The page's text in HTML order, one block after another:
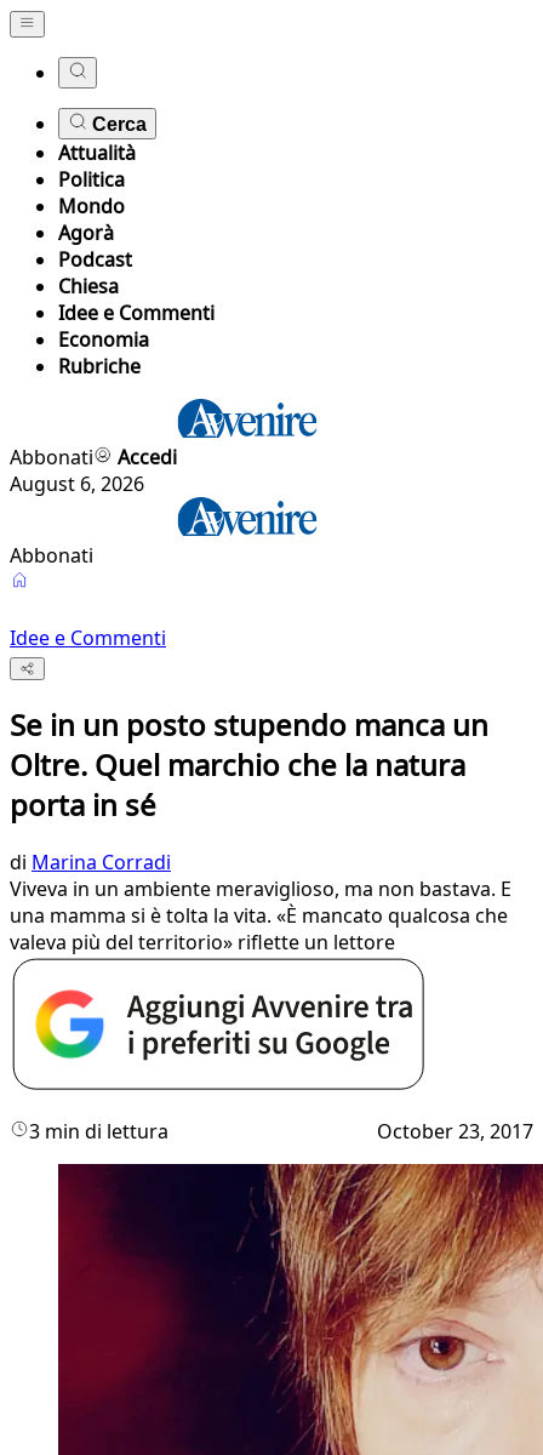
Cerca
Attualità
Politica
Mondo
Agorà
Podcast
Chiesa
Idee e Commenti
Economia
Rubriche
Abbonati
Accedi
August 6, 2026
Abbonati
Idee e Commenti
Se in un posto stupendo manca un
Oltre. Quel marchio che la natura
porta in sé
di Marina Corradi
Viveva in un ambiente meraviglioso, ma non bastava. E
una mamma si è tolta la vita. «È mancato qualcosa che
valeva più del territorio» riflette un lettore
3 min di lettura October 23, 2017